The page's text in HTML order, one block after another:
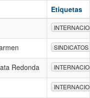
Etiquetas
SINDICATOS
Redonda